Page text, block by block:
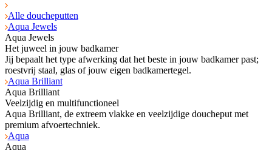
Alle doucheputten
Aqua Jewels
Aqua Jewels
Het juweel in jouw badkamer
Jij bepaalt het type afwerking dat het beste in jouw badkamer past;
roestvrij staal, glas of jouw eigen badkamertegel.
Aqua Brilliant
Aqua Brilliant
Veelzijdig en multifunctioneel
Aqua Brilliant, de extreem vlakke en veelzijdige doucheput met
premium afvoertechniek.
Aqua
Aqua